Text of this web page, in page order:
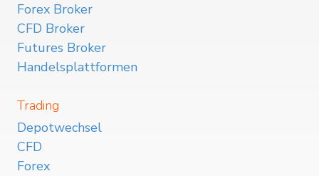
Forex Broker
CFD Broker
Futures Broker
Handelsplattformen
Trading
Depotwechsel
CFD
Forex